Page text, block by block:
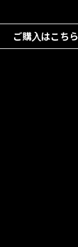
ご購入はこちら